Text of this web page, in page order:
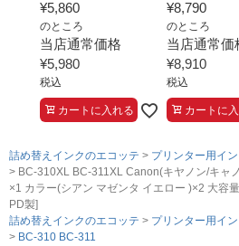
¥5,860
のところ
当店通常価格
¥5,980
税込
カートに入れる
¥8,790
のところ
当店通常価
¥8,910
税込
カートに
詰め替えインクのエコッテ プリンター用イン
BC-310XL BC-311XL Canon(キヤノン/キャ
×1 カラー(シアン マゼンタ イエロー )×2 大容
PD製]
詰め替えインクのエコッテ
プリンター用イン
BC-310 BC-311